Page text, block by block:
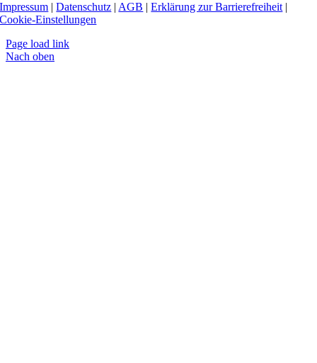
Impressum |Datenschutz | AGB |Erklärung zur Barrierefreiheit |
Cookie-Einstellungen
Page load link
Nach oben